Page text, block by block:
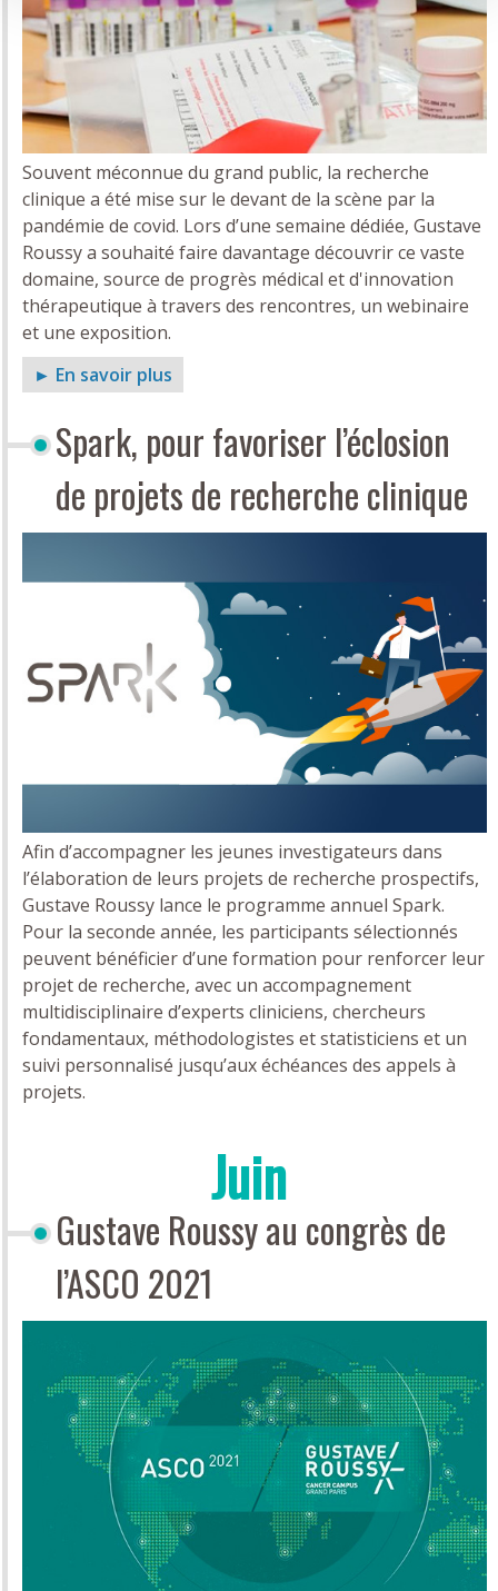
Souvent méconnue du grand public, la recherche
clinique a été mise sur le devant de la scène par la
pandémie de covid. Lors d’une semaine dédiée, Gustave
Roussy a souhaité faire davantage découvrir ce vaste
domaine, source de progrès médical et d'innovation
thérapeutique à travers des rencontres, un webinaire
et une exposition.
► En savoir plus
Spark, pour favoriser l’éclosion
de projets de recherche clinique
Afin d’accompagner les jeunes investigateurs dans
l’élaboration de leurs projets de recherche prospectifs,
Gustave Roussy lance le programme annuel Spark.
Pour la seconde année, les participants sélectionnés
peuvent bénéficier d’une formation pour renforcer leur
projet de recherche, avec un accompagnement
multidisciplinaire d’experts cliniciens, chercheurs
fondamentaux, méthodologistes et statisticiens et un
suivi personnalisé jusqu’aux échéances des appels à
projets.
Juin
Gustave Roussy au congrès de
l’ASCO 2021